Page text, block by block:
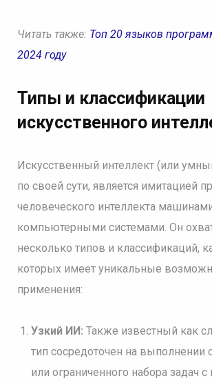
Читать также: Топ 20 языков
2024 году
Типы и классификации
искусственного
Искусственный интеллект (или
по своей сути, является имитацией
человеческого интеллекта
компьютерными системами. Он
несколько типов и классификаций,
которых имеет уникальные
применения:
Узкий ИИ: Также известный как
тип сосредоточен на выполнении
или ограниченного набора задач